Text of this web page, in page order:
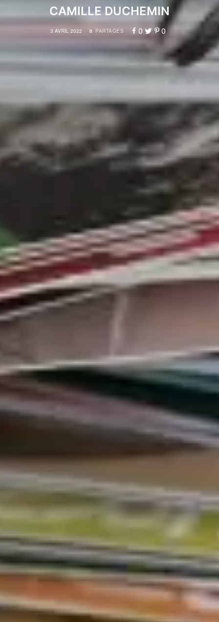
CAMILLE DUCHEMIN
3 AVRIL 2022 0 PARTAGES 0 0